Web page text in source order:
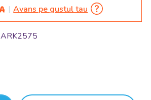
Avans pe gustul tau
ARK2575